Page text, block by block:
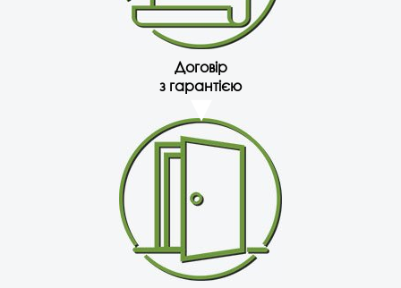
Договір
з гарантією